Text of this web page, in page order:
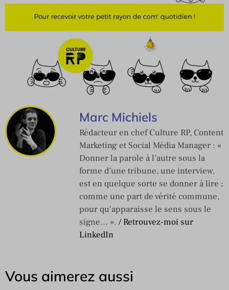
Marc Michiels
Rédacteur en chef Culture RP, Content
Marketing et Social Média Manager : «
Donner la parole à l’autre sous la
forme d’une tribune, une interview,
est en quelque sorte se donner à lire ;
comme une part de vérité commune,
pour qu'apparaisse le sens sous le
signe… ». / Retrouvez-moi sur
LinkedIn
Vous aimerez aussi